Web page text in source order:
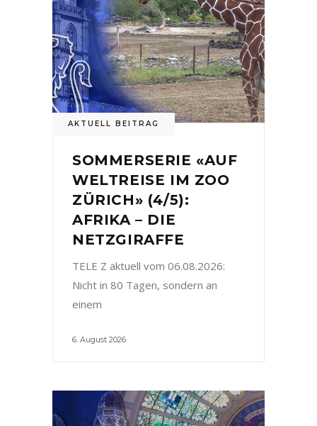
AKTUELL BEITRAG
SOMMERSERIE «AUF
WELTREISE IM ZOO
ZÜRICH» (4/5):
AFRIKA – DIE
NETZGIRAFFE
TELE Z aktuell vom 06.08.2026:
Nicht in 80 Tagen, sondern an
einem
6. August 2026